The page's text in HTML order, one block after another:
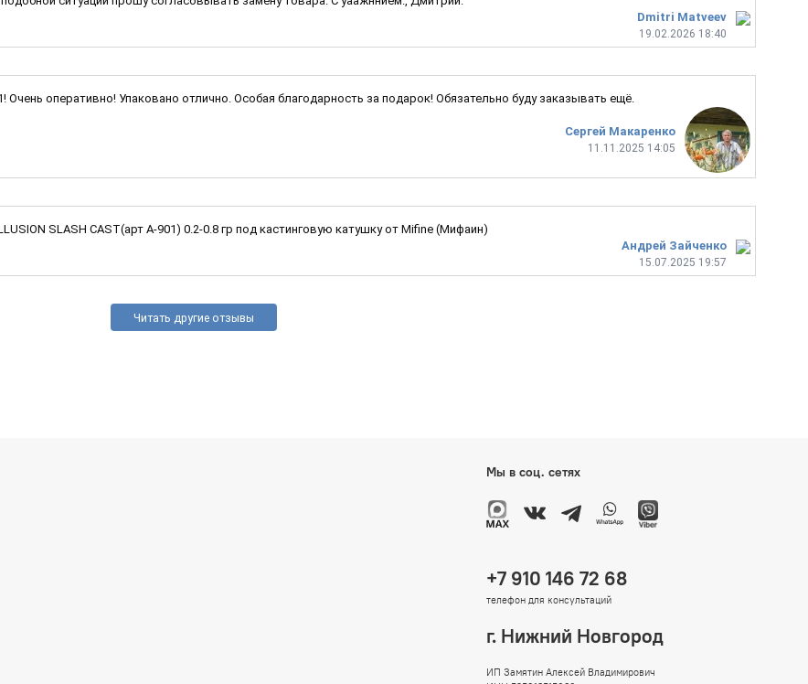
Dmitri Matveev
19.02.2026 18:40
Сергей Макаренко
11.11.2025 14:05
оперативно! Упаковано отлично. Особая благодарность за подарок! Обязательно буду заказывать ещё.
Андрей Зайченко
15.07.2025 19:57
SLASH CAST(арт A-901) 0.2-0.8 гр под кастинговую катушку от Mifine (Мифаин)
Читать другие отзывы
Мы в соц. сетях
+7 910 146 72 68
телефон для консультаций
г. Нижний Новгород
ИП Замятин Алексей Владимирович